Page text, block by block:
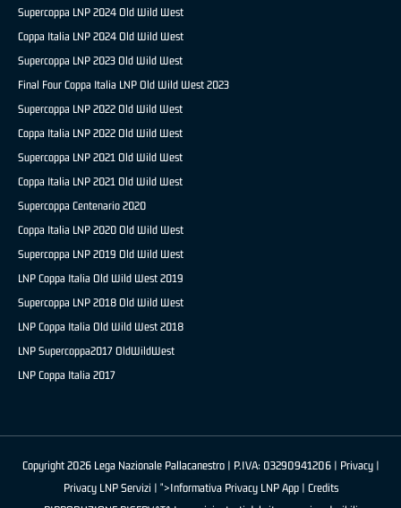
Supercoppa LNP 2024 Old Wild West
Coppa Italia LNP 2024 Old Wild West
Supercoppa LNP 2023 Old Wild West
Final Four Coppa Italia LNP Old Wild West 2023
Supercoppa LNP 2022 Old Wild West
Coppa Italia LNP 2022 Old Wild West
Supercoppa LNP 2021 Old Wild West
Coppa Italia LNP 2021 Old Wild West
Supercoppa Centenario 2020
Coppa Italia LNP 2020 Old Wild West
Supercoppa LNP 2019 Old Wild West
LNP Coppa Italia Old Wild West 2019
Supercoppa LNP 2018 Old Wild West
LNP Coppa Italia Old Wild West 2018
LNP Supercoppa2017 OldWildWest
LNP Coppa Italia 2017
Copyright 2026 Lega Nazionale Pallacanestro | P.IVA: 03290941206 | Privacy|
Privacy LNP Servizi | ">Informativa Privacy LNP App | Credits